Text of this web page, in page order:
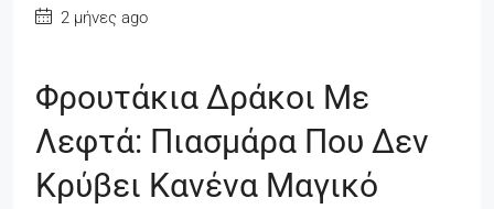
2 μήνες ago
Φρουτάκια Δράκοι Με
Λεφτά: Πιασμάρα Που Δεν
Κρύβει Κανένα Μαγικό